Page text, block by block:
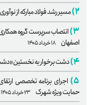
مسیر رشد فولاد مبارکه از
انتصاب سرپرست گروه
اصفهان ۱۸ خرداد ۱۴۰۵
دشت برخوار به نخستین «دشت
اجرای برنامه تخصصی ارتقای
حمایت ویژه شهرک ۲۳ خرداد ۱۴۰۵